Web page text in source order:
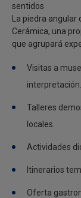
sentidos
La piedra
Cerámica, una
que agrupará
Visitas a
interpretación.
Talleres
locales.
Actividades
Itinerarios
Oferta